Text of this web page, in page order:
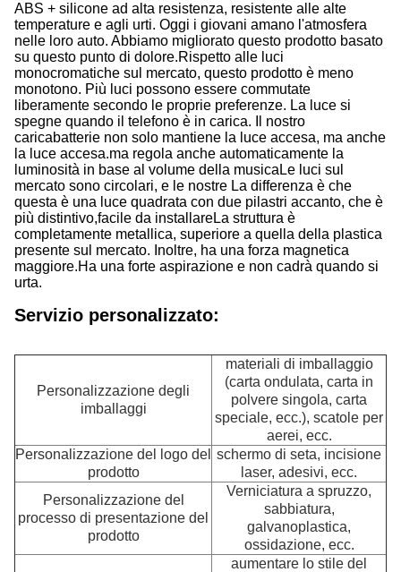
ABS + silicone ad alta resistenza, resistente alle alte
temperature e agli urti. Oggi i giovani amano l'atmosfera
nelle loro auto. Abbiamo migliorato questo prodotto basato
su questo punto di dolore.Rispetto alle luci
monocromatiche sul mercato, questo prodotto è meno
monotono. Più luci possono essere commutate
liberamente secondo le proprie preferenze. La luce si
spegne quando il telefono è in carica. Il nostro
caricabatterie non solo mantiene la luce accesa, ma anche
la luce accesa.ma regola anche automaticamente la
luminosità in base al volume della musicaLe luci sul
mercato sono circolari, e le nostre La differenza è che
questa è una luce quadrata con due pilastri accanto, che è
più distintivo,facile da installareLa struttura è
completamente metallica, superiore a quella della plastica
presente sul mercato. Inoltre, ha una forza magnetica
maggiore.Ha una forte aspirazione e non cadrà quando si
urta.
Servizio personalizzato:
Personalizzazione degli
imballaggi
materiali di imballaggio
(carta ondulata, carta in
polvere singola, carta
speciale, ecc.), scatole per
aerei, ecc.
Personalizzazione del logo del
prodotto
schermo di seta, incisione
laser, adesivi, ecc.
Personalizzazione del
processo di presentazione del
prodotto
Verniciatura a spruzzo,
sabbiatura,
galvanoplastica,
ossidazione, ecc.
aumentare lo stile del